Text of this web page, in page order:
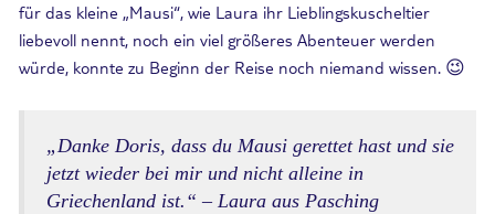
für das kleine „Mausi“, wie Laura ihr Lieblingskuscheltier
liebevoll nennt, noch ein viel größeres Abenteuer werden
würde, konnte zu Beginn der Reise noch niemand wissen. 😉
„Danke Doris, dass du Mausi gerettet hast und sie
jetzt wieder bei mir und nicht alleine in
Griechenland ist.“ – Laura aus Pasching